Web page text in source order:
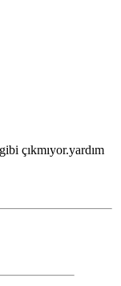
çıkmıyor.yardım